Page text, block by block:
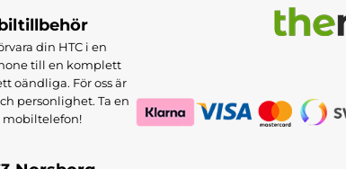
din HTC i en
till en komplett
oändliga. För oss är
personlighet. Ta en
mobiltelefon!